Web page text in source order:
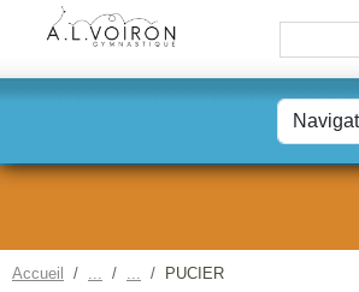
Accueil PUCIER
Panneau de gestion des cookies